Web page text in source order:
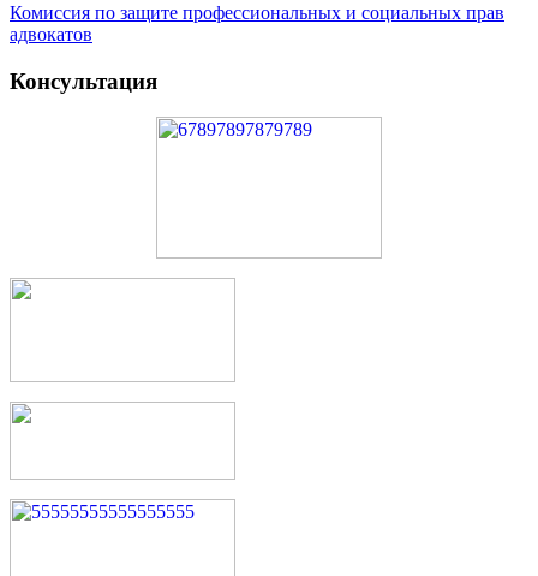
Комиссия по защите профессиональных и социальных прав
адвокатов
Консультация